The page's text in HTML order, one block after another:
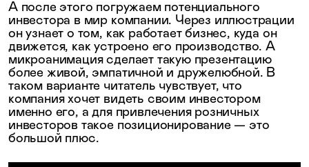
А после этого погружаем потенциального
инвестора в мир компании. Через иллюстрации
он узнает о том, как работает бизнес, куда он
движется, как устроено его производство. А
микроанимация сделает такую презентацию
более живой, эмпатичной и дружелюбной. В
таком варианте читатель чувствует, что
компания хочет видеть своим инвестором
именно его, а для привлечения розничных
инвесторов такое позиционирование — это
большой плюс.